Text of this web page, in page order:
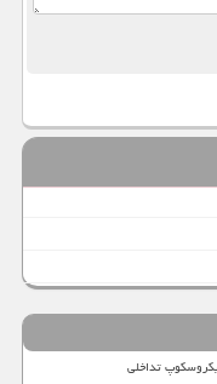
تداخلی